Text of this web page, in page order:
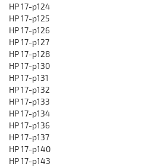
HP 17-p124
HP 17-p125
HP 17-p126
HP 17-p127
HP 17-p128
HP 17-p130
HP 17-p131
HP 17-p132
HP 17-p133
HP 17-p134
HP 17-p136
HP 17-p137
HP 17-p140
HP 17-p143